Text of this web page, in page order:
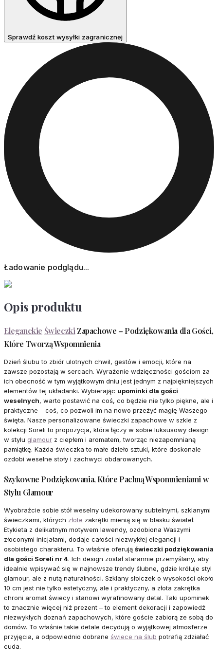
Sprawdź koszt wysyłki zagranicznej
Ładowanie podglądu...
Opis produktu
Eleganckie ŚwieczkiZapachowe – Podziękowania dla Gości,
Które Tworzą Wspomnienia
Dzień ślubu to zbiór ulotnych chwil, gestów i emocji, które na
zawsze pozostają w sercach. Wyrażenie wdzięczności gościom za
ich obecność w tym wyjątkowym dniu jest jednym z najpiękniejszych
elementów tej układanki. Wybierając upominki dla gości
weselnych, warto postawić na coś, co będzie nie tylko piękne, ale i
praktyczne – coś, co pozwoli im na nowo przeżyć magię Waszego
święta. Nasze personalizowane świeczki zapachowe w szkle z
kolekcji Soreli to propozycja, która łączy w sobie luksusowy design
w stylu glamour z ciepłem i aromatem, tworząc niezapomnianą
pamiątkę. Każda świeczka to małe dzieło sztuki, które doskonale
ozdobi weselne stoły i zachwyci obdarowanych.
Szykowne Podziękowania, Które Pachną Wspomnieniami w
Stylu Glamour
Wyobraźcie sobie stół weselny udekorowany subtelnymi, szklanymi
świeczkami, których złote zakrętki mienią się w blasku świateł.
Etykieta z delikatnym motywem lawendy, ozdobiona Waszymi
złoconymi inicjałami, dodaje całości niezwykłej elegancji i
osobistego charakteru. To właśnie oferują świeczki podziękowania
dla gości Soreli nr 4. Ich design został starannie przemyślany, aby
idealnie wpisywać się w najnowsze trendy ślubne, gdzie króluje styl
glamour, ale z nutą naturalności. Szklany słoiczek o wysokości około
10 cm jest nie tylko estetyczny, ale i praktyczny, a złota zakrętka
chroni aromat świecy i stanowi wyrafinowany detal. Taki upominek
to znacznie więcej niż prezent – to element dekoracji i zapowiedź
niezwykłych doznań zapachowych, które goście zabiorą ze sobą do
domów. To właśnie takie detale decydują o wyjątkowej atmosferze
przyjęcia, a odpowiednio dobrane świece na ślub potrafią zdziałać
cuda.